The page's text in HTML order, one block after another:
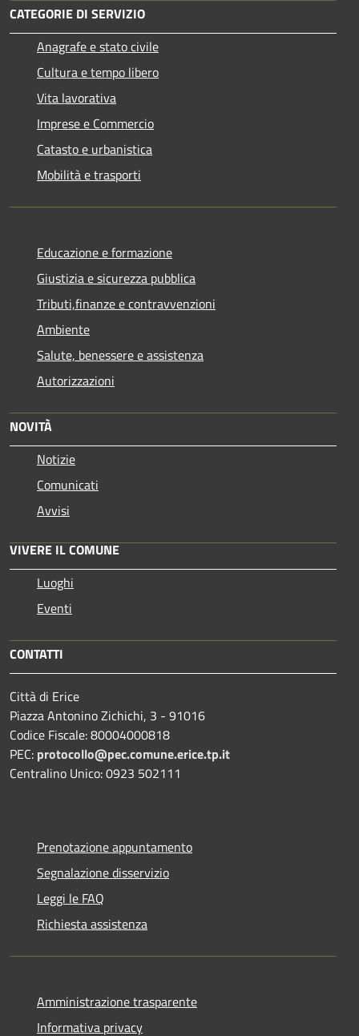
CATEGORIE DI SERVIZIO
Anagrafe e stato civile
Cultura e tempo libero
Vita lavorativa
Imprese e Commercio
Catasto e urbanistica
Mobilità e trasporti
Educazione e formazione
Giustizia e sicurezza pubblica
Tributi,finanze e contravvenzioni
Ambiente
Salute, benessere e assistenza
Autorizzazioni
NOVITÀ
Notizie
Comunicati
Avvisi
VIVERE IL COMUNE
Luoghi
Eventi
CONTATTI
Città di Erice
Piazza Antonino Zichichi, 3 - 91016
Codice Fiscale: 80004000818
PEC: protocollo@pec.comune.erice.tp.it
Centralino Unico: 0923 502111
Prenotazione appuntamento
Segnalazione disservizio
Leggi le FAQ
Richiesta assistenza
Amministrazione trasparente
Informativa privacy